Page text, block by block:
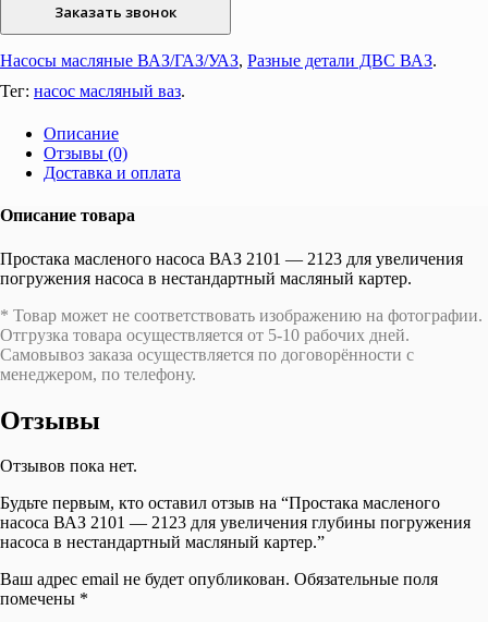
ВАЗ
2101
-
2123
увеличения
глубины
погружения
в
масляный
картер.
Заказать звонок
Насосы масляные ВАЗ/ГАЗ/УАЗ, Разные детали ДВС ВАЗ.
Тег: насос масляный ваз.
Описание
Отзывы (0)
Доставка и оплата
Описание товара
Простака масленого насоса ВАЗ 2101 — 2123 для увеличения
погружения насоса в нестандартный масляный картер.
* Товар может не соответствовать изображению на фотографии.
Отгрузка товара осуществляется от 5-10 рабочих дней.
Самовывоз заказа осуществляется по договорённости с
менеджером, по телефону.
Отзывы
Отзывов пока нет.
Будьте первым, кто оставил отзыв на “Простака масленого
насоса ВАЗ 2101 — 2123 для увеличения глубины погружения
насоса в нестандартный масляный картер.”
Ваш адрес email не будет опубликован. Обязательные поля
помечены *